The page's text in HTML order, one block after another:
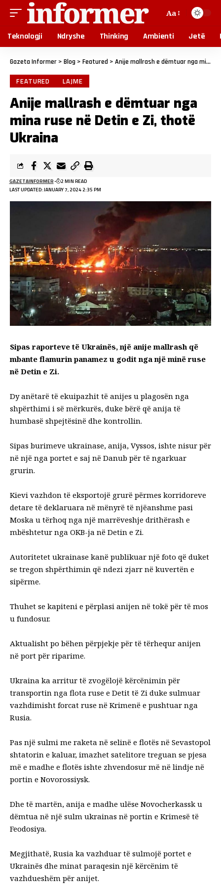
Aa
Teknologji Ndryshe Thinking Ambienti Jetë
Gazeta Informer > Blog > Featured > Anije mallrash e dëmtuar nga mina ruse në Detin e Zi, thotë Ukraina
FEATURED LAJME
Anije mallrash e dëmtuar nga
mina ruse në Detin e Zi, thotë
Ukraina
LAST UPDATED: JANUARY 7, 2024 2:35 PM
GAZETAINFORMER 2 MIN READ
Sipas raporteve të Ukrainës, një anije mallrash që
mbante flamurin panamez u godit nga një minë ruse
në Detin e Zi.
Dy anëtarë të ekuipazhit të anijes u plagosën nga
shpërthimi i së mërkurës, duke bërë që anija të
humbasë shpejtësinë dhe kontrollin.
Sipas burimeve ukrainase, anija, Vyssos, ishte nisur për
në një nga portet e saj në Danub për të ngarkuar
grurin.
Kievi vazhdon të eksportojë grurë përmes korridoreve
detare të deklaruara në mënyrë të njëanshme pasi
Moska u tërhoq nga një marrëveshje drithërash e
mbështetur nga OKB-ja në Detin e Zi.
Autoritetet ukrainase kanë publikuar një foto që duket
se tregon shpërthimin që ndezi zjarr në kuvertën e
sipërme.
Thuhet se kapiteni e përplasi anijen në tokë për të mos
u fundosur.
Aktualisht po bëhen përpjekje për të tërhequr anijen
në port për riparime.
Ukraina ka arritur të zvogëlojë kërcënimin për
transportin nga flota ruse e Detit të Zi duke sulmuar
vazhdimisht forcat ruse në Krimenë e pushtuar nga
Rusia.
Pas një sulmi me raketa në selinë e flotës në Sevastopol
shtatorin e kaluar, imazhet satelitore treguan se pjesa
më e madhe e flotës ishte zhvendosur më në lindje në
portin e Novorossiysk.
Dhe të martën, anija e madhe ulëse Novocherkassk u
dëmtua në një sulm ukrainas në portin e Krimesë të
Feodosiya.
Megjithatë, Rusia ka vazhduar të sulmojë portet e
Ukrainës dhe minat paraqesin një kërcënim të
vazhdueshëm për anijet.